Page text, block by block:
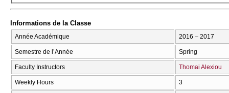
Informations de la Classe
Année Académique 2016 – 2017
Semestre de l’Année Spring
Faculty Instructors Thomai Alexiou
Weekly Hours 3